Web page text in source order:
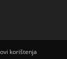
korištenja